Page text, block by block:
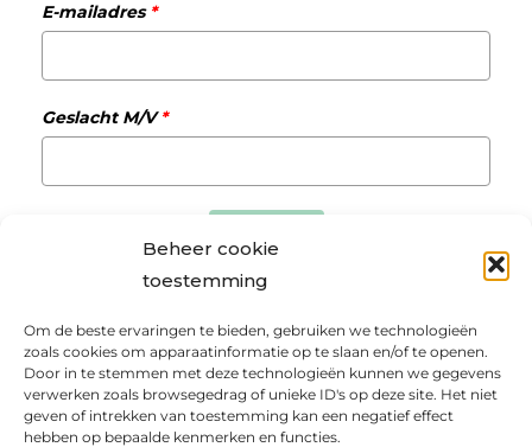
Beheer cookie
toestemming
Om de beste ervaringen te bieden, gebruiken we technologieën
zoals cookies om apparaatinformatie op te slaan en/of te openen.
Door in te stemmen met deze technologieën kunnen we gegevens
verwerken zoals browsegedrag of unieke ID's op deze site. Het niet
geven of intrekken van toestemming kan een negatief effect
hebben op bepaalde kenmerken en functies.
E-mailadres*
Geslacht M/V*
Privacybeleid
Voorwaarden Matchmaking
Cookie Policy
Klantenportaal online programma’s
Copyright 2026 | Realisatie door Zeker Zichtbaar